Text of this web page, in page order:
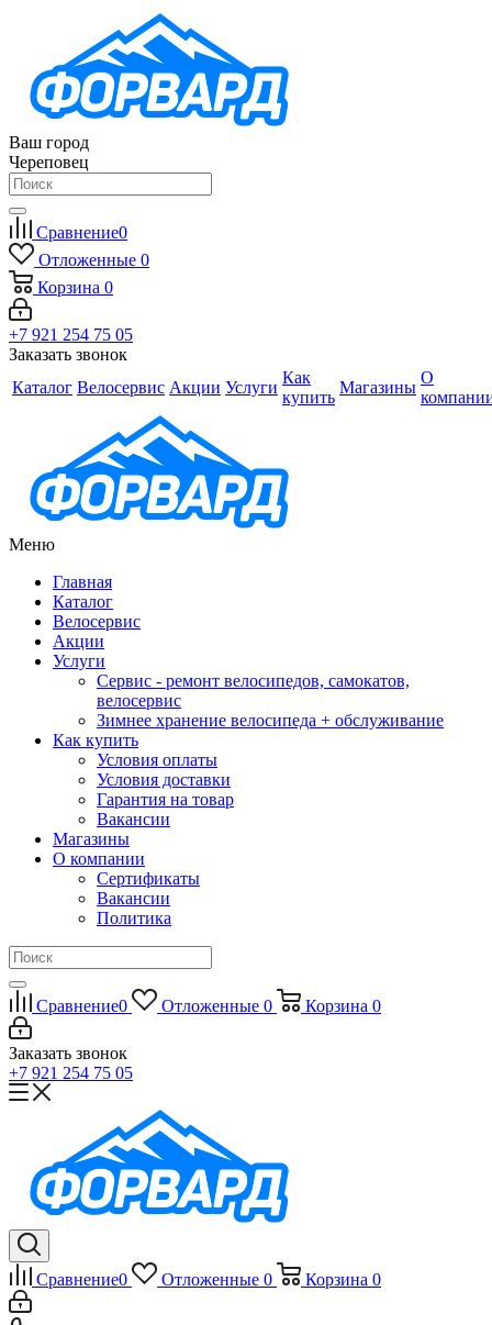
Ваш город
Череповец
Сравнение0
Отложенные 0
Корзина 0
+7 921 254 75 05
Заказать звонок
Каталог Велосервис Акции Услуги
Как
купить
Магазины
О
Меню
Главная
Каталог
Велосервис
Акции
Услуги
Сервис - ремонт велосипедов, самокатов,
велосервис
Зимнее хранение велосипеда + обслуживание
Как купить
Условия оплаты
Условия доставки
Гарантия на товар
Вакансии
Магазины
О компании
Сертификаты
Вакансии
Политика
Сравнение0 Отложенные 0 Корзина 0
Заказать звонок
+7 921 254 75 05
Сравнение0 Отложенные 0 Корзина 0